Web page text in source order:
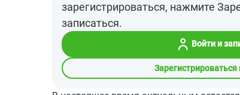
зарегистрироваться, нажмите
записаться.
Войти и
Зарегистрироваться